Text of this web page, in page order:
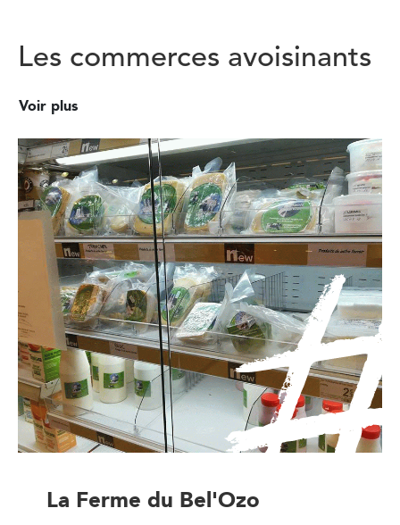
Les commerces avoisinants
Voir plus
La Ferme du Bel'Ozo